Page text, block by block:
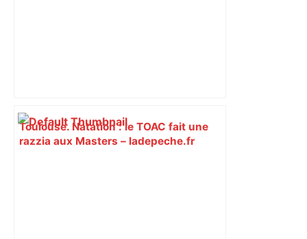
Toulouse. Natation : le TOAC fait une
razzia aux Masters – ladepeche.fr